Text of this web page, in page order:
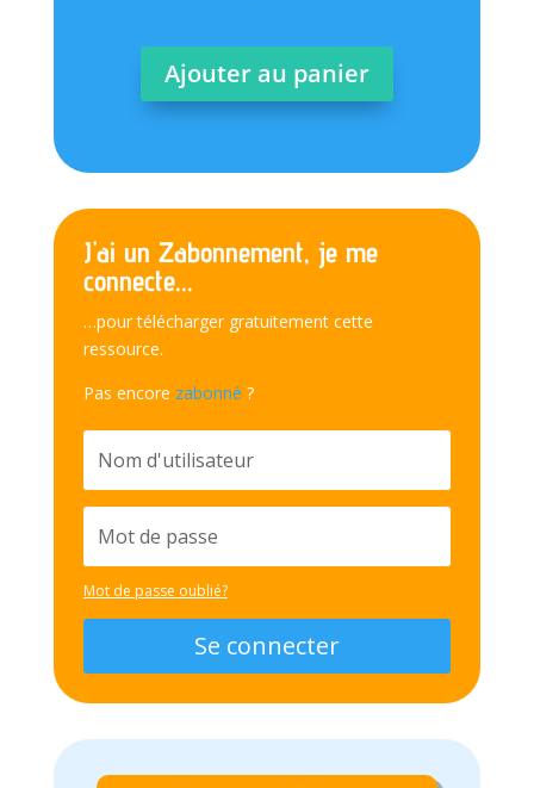
Ajouter au panier
J'ai un Zabonnement, je me
connecte...
…pour télécharger gratuitement cette
ressource.
Pas encore zabonné ?
Mot de passe oublié?
Se connecter